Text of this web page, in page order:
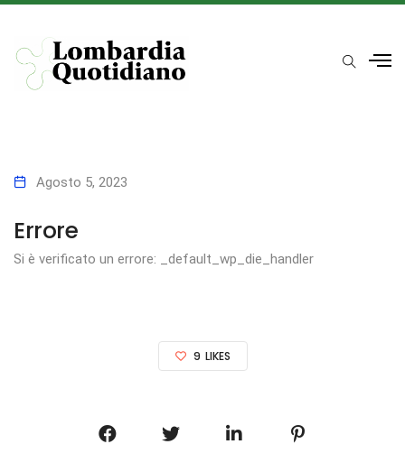
Agosto 5, 2023
Errore
Si è verificato un errore: _default_wp_die_handler
9 LIKES